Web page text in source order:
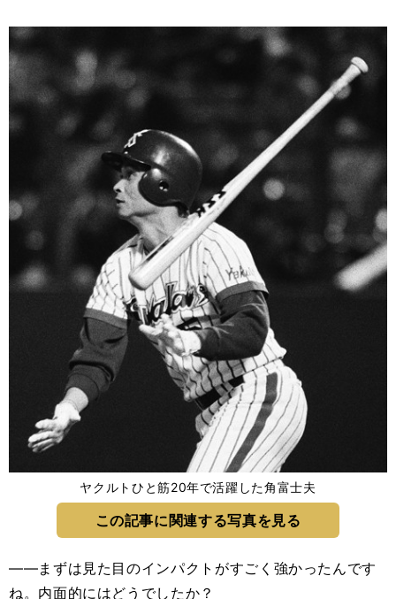
ヤクルトひと筋20年で活躍した角富士夫
この記事に関連する写真を見る
――まずは見た目のインパクトがすごく強かったんです
ね。内面的にはどうでしたか？